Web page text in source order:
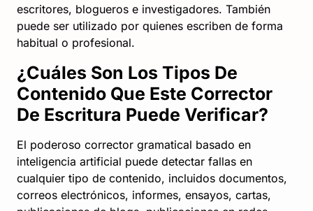
escritores, blogueros e investigadores. También
puede ser utilizado por quienes escriben de forma
habitual o profesional.
¿Cuáles Son Los Tipos De
Contenido Que Este Corrector
De Escritura Puede Verificar?
El poderoso corrector gramatical basado en
inteligencia artificial puede detectar fallas en
cualquier tipo de contenido, incluidos documentos,
correos electrónicos, informes, ensayos, cartas,